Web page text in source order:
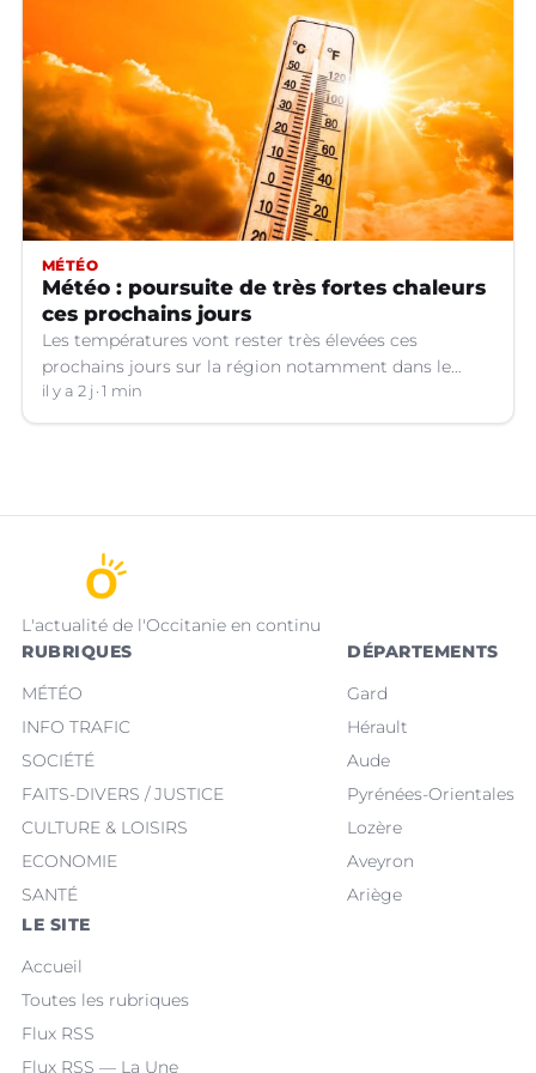
MÉTÉO
Météo : poursuite de très fortes chaleurs
ces prochains jours
Les températures vont rester très élevées ces
prochains jours sur la région notamment dans le
Languedoc.
il y a 2 j 1 min
L'actualité de l'Occitanie en continu
RUBRIQUES
MÉTÉO
INFO TRAFIC
SOCIÉTÉ
FAITS-DIVERS / JUSTICE
CULTURE & LOISIRS
ECONOMIE
SANTÉ
DÉPARTEMENTS
Gard
Hérault
Aude
Pyrénées-Orientales
Lozère
Aveyron
Ariège
LE SITE
Accueil
Toutes les rubriques
Flux RSS
Flux RSS — La Une